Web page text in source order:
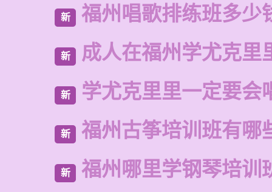
新 福州唱歌排练班多少
新 成人在福州学尤克里
新 学尤克里里一定要会
新 福州古筝培训班有哪
新 福州哪里学钢琴培训